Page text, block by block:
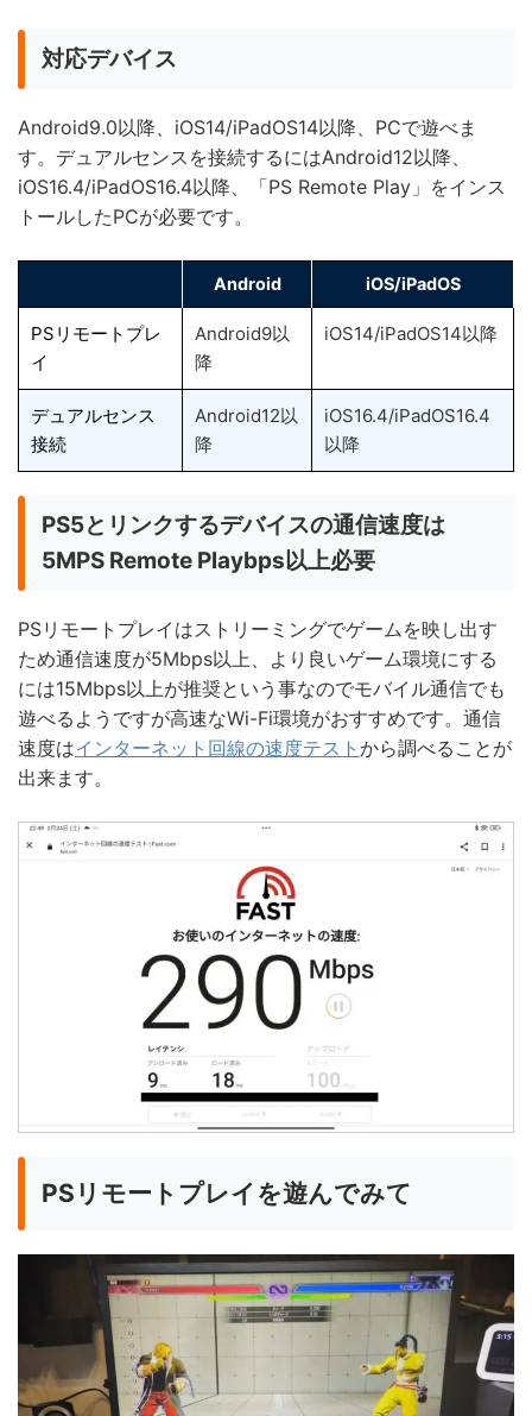
対応デバイス
Android9.0以降、iOS14/iPadOS14以降、PCで遊べま
す。デュアルセンスを接続するにはAndroid12以降、
iOS16.4/iPadOS16.4以降、「PS Remote Play」をインス
トールしたPCが必要です。
Android iOS/iPadOS
PSリモートプレ
イ
Android9以
降
iOS14/iPadOS14以降
デュアルセンス
接続
Android12以
降
iOS16.4/iPadOS16.4
以降
PS5とリンクするデバイスの通信速度は
5MPS Remote Playbps以上必要
PSリモートプレイはストリーミングでゲームを映し出す
ため通信速度が5Mbps以上、より良いゲーム環境にする
には15Mbps以上が推奨という事なのでモバイル通信でも
遊べるようですが高速なWi-Fi環境がおすすめです。通信
速度はインターネット回線の速度テスト から調べることが
出来ます。
PSリモートプレイを遊んでみて